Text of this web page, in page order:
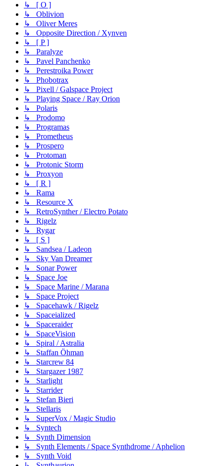
↳ [ O ]
↳ Oblivion
↳ Oliver Meres
↳ Opposite Direction / Xynven
↳ [ P ]
↳ Paralyze
↳ Pavel Panchenko
↳ Perestroika Power
↳ Phobotrax
↳ Pixell / Galspace Project
↳ Playing Space / Ray Orion
↳ Polaris
↳ Prodomo
↳ Programas
↳ Prometheus
↳ Prospero
↳ Protoman
↳ Protonic Storm
↳ Proxyon
↳ [ R ]
↳ Rama
↳ Resource X
↳ RetroSynther / Electro Potato
↳ Rigelz
↳ Rygar
↳ [ S ]
↳ Sandsea / Ladeon
↳ Sky Van Dreamer
↳ Sonar Power
↳ Space Joe
↳ Space Marine / Marana
↳ Space Project
↳ Spacehawk / Rigelz
↳ Spaceialized
↳ Spaceraider
↳ SpaceVision
↳ Spiral / Astralia
↳ Staffan Öhman
↳ Starcrew 84
↳ Stargazer 1987
↳ Starlight
↳ Starrider
↳ Stefan Bieri
↳ Stellaris
↳ SuperVox / Magic Studio
↳ Syntech
↳ Synth Dimension
↳ Synth Elements / Space Synthdrome / Aphelion
↳ Synth Void